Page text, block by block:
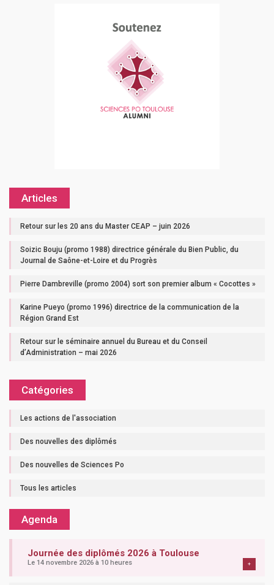
Articles
Retour sur les 20 ans du Master CEAP – juin 2026
Soizic Bouju (promo 1988) directrice générale du Bien Public, du
Journal de Saône-et-Loire et du Progrès
Pierre Dambreville (promo 2004) sort son premier album « Cocottes »
Karine Pueyo (promo 1996) directrice de la communication de la
Région Grand Est
Retour sur le séminaire annuel du Bureau et du Conseil
d’Administration – mai 2026
Catégories
Les actions de l'association
Des nouvelles des diplômés
Des nouvelles de Sciences Po
Tous les articles
Agenda
Journée des diplômés 2026 à Toulouse
Le 14 novembre 2026 à 10 heures +